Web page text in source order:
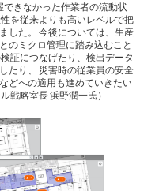
できなかった作業者の流動状
を従来よりも高いレベルで把
した。 今後については、生産
のミクロ管理に踏み込むこと
証につなげたり、検出データ
たり、 災害時の従業員の安全
どへの適用も進めていきたい
戦略室長 浜野潤一氏）